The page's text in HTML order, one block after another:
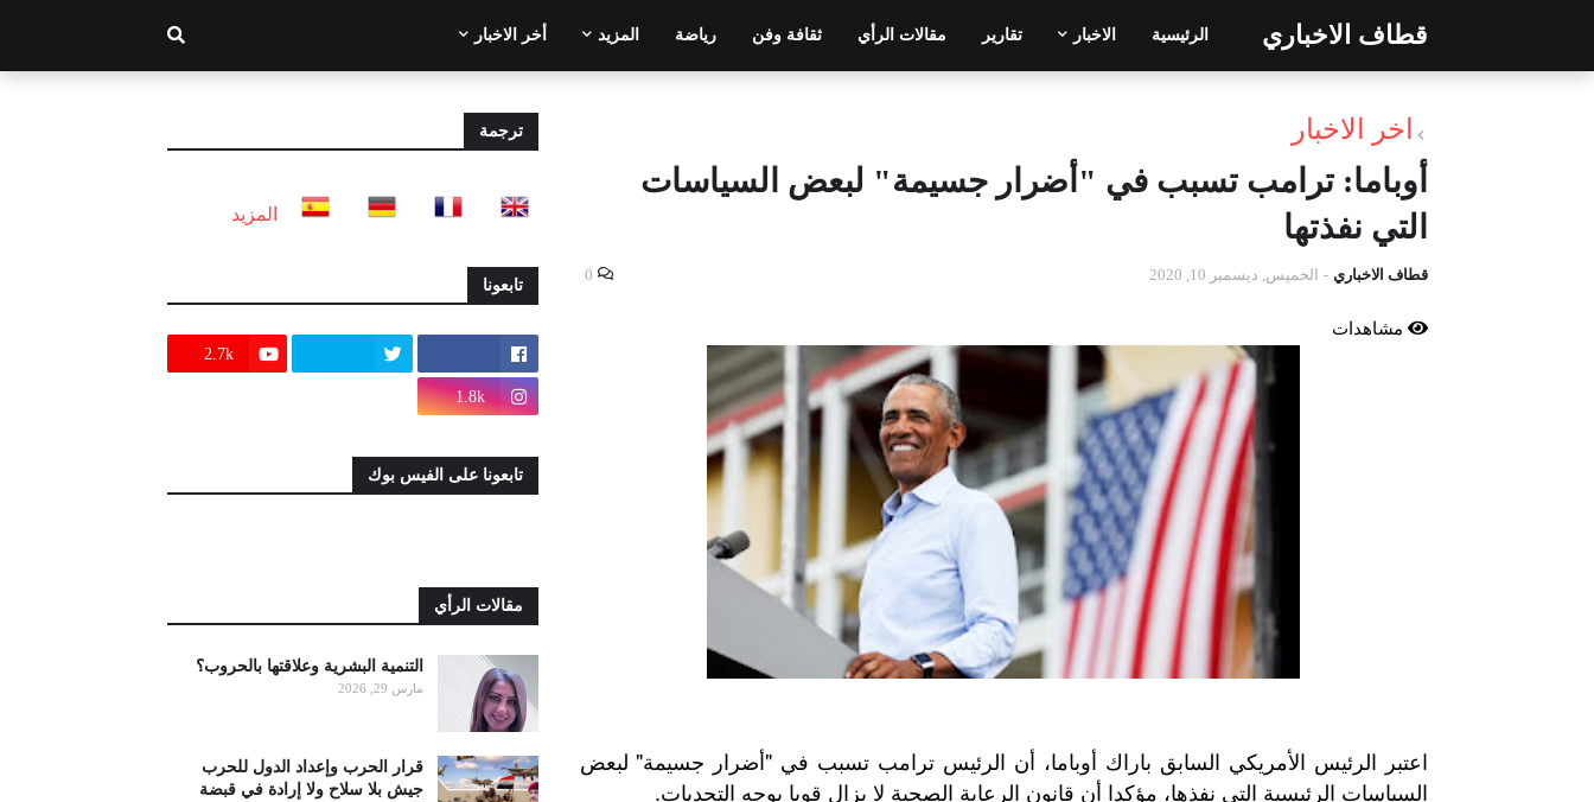
قطاف الاخباري الرئيسية الاخبار تقارير مقالات الرأي ثقافة وفن رياضة المزيد أخر الاخبار
اخر الاخبار
أوباما: ترامب تسبب في "أضرار جسيمة" لبعض السياسات
التي نفذتها
قطاف الاخباري - الخميس, ديسمبر 10, 2020 0
مشاهدات
اعتبر الرئيس الأمريكي السابق باراك أوباما، أن الرئيس ترامب تسبب في "أضرار جسيمة" لبعض
السياسات الرئيسية التي نفذها، مؤكدا أن قانون الرعاية الصحية لا يزال قويا بوجه التحديات.
ترجمة
المزيد
تابعونا
2.7k
1.8k
تابعونا على الفيس بوك
مقالات الرأي
التنمية البشرية وعلاقتها بالحروب؟
مارس 29, 2026
قرار الحرب وإعداد الدول للحرب
جيش بلا سلاح ولا إرادة في قبضة